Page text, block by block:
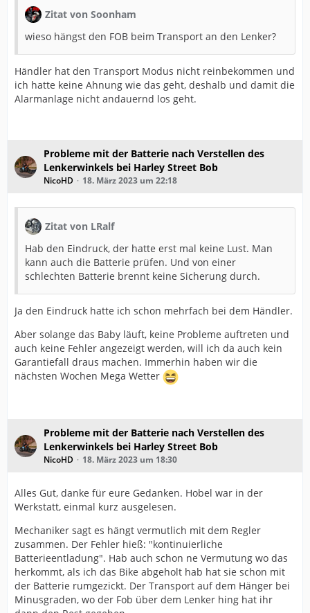
Zitat von Soonham
wieso hängst den FOB beim Transport an den Lenker?
Händler hat den Transport Modus nicht reinbekommen und
ich hatte keine Ahnung wie das geht, deshalb und damit die
Alarmanlage nicht andauernd los geht.
Probleme mit der Batterie nach Verstellen des
Lenkerwinkels bei Harley Street Bob
NicoHD 18. März 2023 um 22:18
Zitat von LRalf
Hab den Eindruck, der hatte erst mal keine Lust. Man
kann auch die Batterie prüfen. Und von einer
schlechten Batterie brennt keine Sicherung durch.
Ja den Eindruck hatte ich schon mehrfach bei dem Händler.
Aber solange das Baby läuft, keine Probleme auftreten und
auch keine Fehler angezeigt werden, will ich da auch kein
Garantiefall draus machen. Immerhin haben wir die
nächsten Wochen Mega Wetter
Probleme mit der Batterie nach Verstellen des
Lenkerwinkels bei Harley Street Bob
NicoHD 18. März 2023 um 18:30
Alles Gut, danke für eure Gedanken. Hobel war in der
Werkstatt, einmal kurz ausgelesen.
Mechaniker sagt es hängt vermutlich mit dem Regler
zusammen. Der Fehler hieß: "kontinuierliche
Batterieentladung". Hab auch schon ne Vermutung wo das
herkommt, als ich das Bike abgeholt hab hat sie schon mit
der Batterie rumgezickt. Der Transport auf dem Hänger bei
Minusgraden, wo der Fob über dem Lenker hing hat ihr